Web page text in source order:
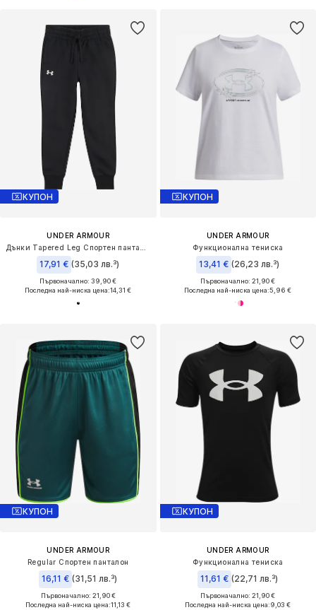
КУПОН
UNDER ARMOUR
17,91 € (35,03 лв.³)
Първоначално: 39,90 €
Последна най-ниска цена:14,31 €
КУПОН
UNDER ARMOUR
Функционална тениска
13,41 € (26,23 лв.³)
Първоначално: 21,90 €
Последна най-ниска цена:5,96 €
КУПОН
UNDER ARMOUR
Regular Спортен панталон
16,11 € (31,51 лв.³)
Първоначално: 21,90 €
Последна най-ниска цена:11,13 €
КУПОН
UNDER ARMOUR
Функционална тениска
11,61 € (22,71 лв.³)
Първоначално: 21,90 €
Последна най-ниска цена:9,03 €